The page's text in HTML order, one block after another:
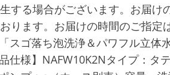
る場合がございます。お届け
ります。お届けの時間のご指定
スゴ落ち泡洗浄＆パワフル立体
様】NAFW10K2Nタイプ：タ